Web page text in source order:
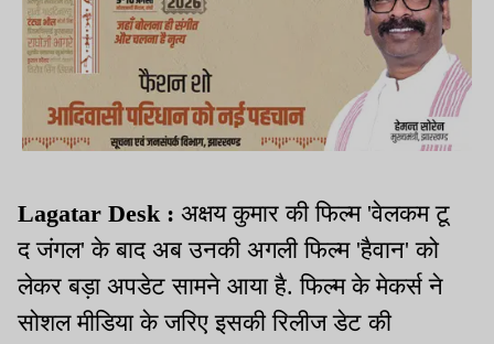
Lagatar Desk : अक्षय कुमार की फिल्म 'वेलकम टू
द जंगल' के बाद अब उनकी अगली फिल्म 'हैवान' को
लेकर बड़ा अपडेट सामने आया है. फिल्म के मेकर्स ने
सोशल मीडिया के जरिए इसकी रिलीज डेट की